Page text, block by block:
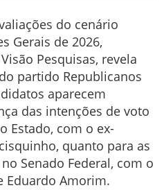
do cenário
Gerais de 2026,
Pesquisas, revela
partido Republicanos
aparecem
das intenções de voto
Estado, com o ex-
quanto para as
Senado Federal, com o
Eduardo Amorim.